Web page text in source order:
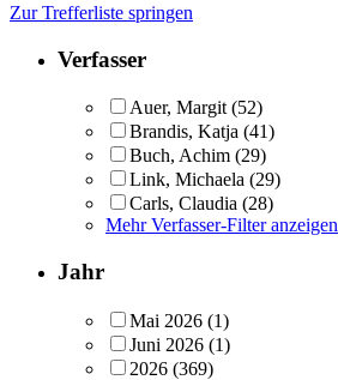
Zur Trefferliste springen
Verfasser
Auer, Margit (52)
Brandis, Katja (41)
Buch, Achim (29)
Link, Michaela (29)
Carls, Claudia (28)
Mehr Verfasser-Filter anzeigen
Jahr
Mai 2026 (1)
Juni 2026 (1)
2026 (369)